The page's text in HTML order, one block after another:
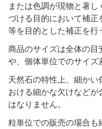
または色調が現物と著
づける目的において補正
等を目的とした補正を行
商品のサイズは全体の
や、個体単位でのサイズ
天然石の特性上、細かい
おける細かな欠けなどが
はなりません。
粒単位での販売の場合も